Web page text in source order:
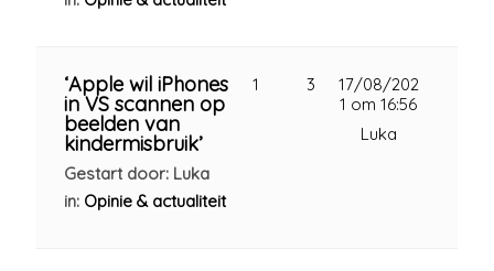
‘Apple wil iPhones
in VS scannen op
beelden van
kindermisbruik’
Gestart door: Luka
in: Opinie & actualiteit
1 3
17/08/202
1 om 16:56
Luka